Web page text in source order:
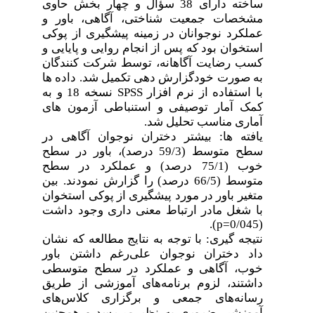
ساخته دارای 38 سؤال و چهار بخش حاوی
مشخصات جمعیت شناختی، آگاهی، باور و
عملکرد نوجوانان در زمینه پیشگیری از پوکی
استخوان بود که پس از انجام روایی و پایایی و
کسب رضایت آگاهانه، توسط شرکت کنندگان
به صورت خودگزارش دهی تکمیل شد. داده ها
با استفاده از نرم افزارSPSS
نسخه 18 و به
کمک آمار توصیفی و استنباطی آزمون های
آماری مناسب تحلیل شد.
یافته ها: بیشتر دختران نوجوان آگاهی در
سطح متوسط (59/3 درصد)، باور در سطح
خوب (75/1 درصد) و عملکرد در سطح
متوسط (66/5 درصد) را گزارش نمودند. بین
متغیر باور در مورد پیشگیری از پوکی استخوان
با شغل مادر ارتباط معنی داری وجود داشت
p=
).
نتیجه گیری: با توجه به نتایج مطالعه که نشان
داد دختران نوجوان علی‌رغم داشتن باور
خوب، آگاهی و عملکرد در سطح متوسطی
داشتند، لزوم برنامه‌های آموزشی از طریق
رسانه‌های جمعی و برگزاری کلاس‌های